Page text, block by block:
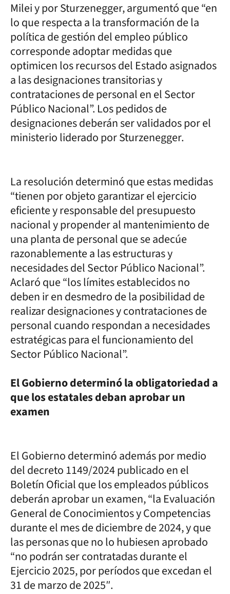
Milei y por Sturzenegger, argumentó que “en
lo que respecta a la transformación de la
política de gestión del empleo público
corresponde adoptar medidas que
optimicen los recursos del Estado asignados
a las designaciones transitorias y
contrataciones de personal en el Sector
Público Nacional”. Los pedidos de
designaciones deberán ser validados por el
ministerio liderado por Sturzenegger.
La resolución determinó que estas medidas
“tienen por objeto garantizar el ejercicio
eficiente y responsable del presupuesto
nacional y propender al mantenimiento de
una planta de personal que se adecúe
razonablemente a las estructuras y
necesidades del Sector Público Nacional”.
Aclaró que “los límites establecidos no
deben ir en desmedro de la posibilidad de
realizar designaciones y contrataciones de
personal cuando respondan a necesidades
estratégicas para el funcionamiento del
Sector Público Nacional”.
El Gobierno determinó la obligatoriedad a
que los estatales deban aprobar un
examen
El Gobierno determinó además por medio
del decreto 1149/2024 publicado en el
Boletín Oficial que los empleados públicos
deberán aprobar un examen, “la Evaluación
General de Conocimientos y Competencias
durante el mes de diciembre de 2024, y que
las personas que no lo hubiesen aprobado
“no podrán ser contratadas durante el
Ejercicio 2025, por períodos que excedan el
31 de marzo de 2025″.